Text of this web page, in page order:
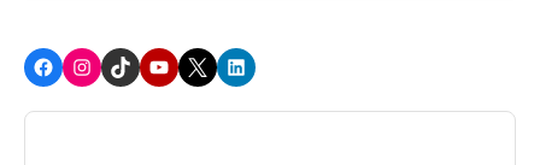
FacebookInstagram
TikTokYoutube
X LinkedIn